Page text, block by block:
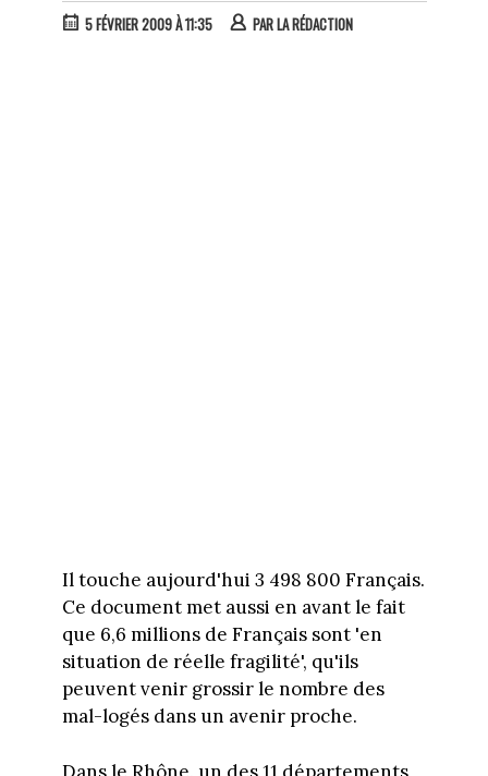
5 FÉVRIER 2009 À 11:35 PARLA RÉDACTION
Il touche aujourd'hui 3 498 800 Français.
Ce document met aussi en avant le fait
que 6,6 millions de Français sont 'en
situation de réelle fragilité', qu'ils
peuvent venir grossir le nombre des
mal-logés dans un avenir proche.
Dans le Rhône, un des 11 départements